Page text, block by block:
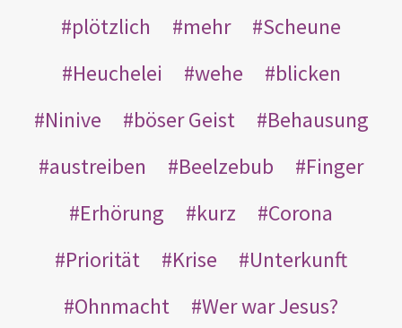
plötzlich mehr
Scheune
Heuchelei
wehe
blicken
Ninive
böser Geist
Behausung
austreiben
Beelzebub
Finger
Erhörung
kurz
Corona
Priorität
Krise
Unterkunft
Ohnmacht
Wer war Jesus?